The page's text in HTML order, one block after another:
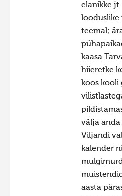
elanikke jt
looduslike
teemal;
kaasa
hiieretke
koos kooli
välja
Viljandi
kalender
aasta